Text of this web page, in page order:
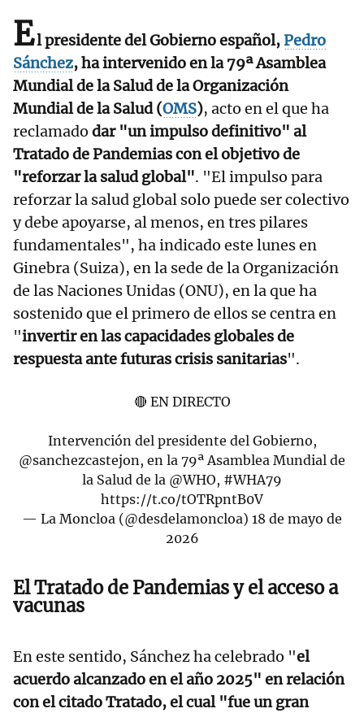
El presidente del Gobierno español,Pedro
Sánchez, ha intervenido en la 79ª Asamblea
Mundial de la Salud de la Organización
Mundial de la Salud (OMS), acto en el que ha
reclamado dar "un impulso definitivo" al
Tratado de Pandemias con el objetivo de
"reforzar la salud global". "El impulso para
reforzar la salud global solo puede ser colectivo
y debe apoyarse, al menos, en tres pilares
fundamentales", ha indicado este lunes en
Ginebra (Suiza), en la sede de la Organización
de las Naciones Unidas (ONU), en la que ha
sostenido que el primero de ellos se centra en
"invertir en las capacidades globales de
respuesta ante futuras crisis sanitarias".
🔴 EN DIRECTO
Intervención del presidente del Gobierno,
@sanchezcastejon, en la 79ª Asamblea Mundial de
la Salud de la @WHO, #WHA79
https://t.co/tOTRpntB0V
— La Moncloa (@desdelamoncloa) 18 de mayo de
2026
El Tratado de Pandemias y el acceso a
vacunas
En este sentido, Sánchez ha celebrado "el
acuerdo alcanzado en el año 2025" en relación
con el citado Tratado, el cual "fue un gran